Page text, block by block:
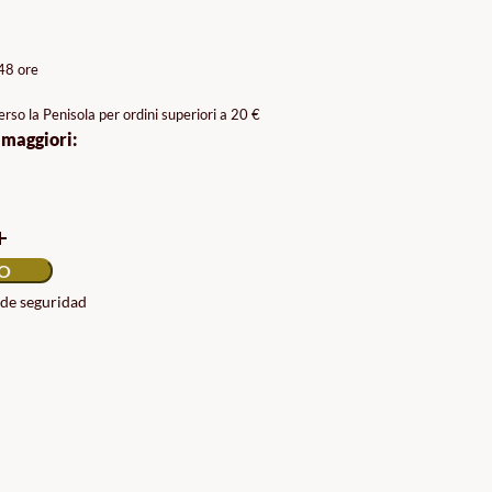
ore
la Penisola per ordini superiori a 20 €
seguridad